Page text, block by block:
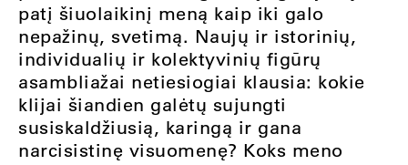
patį šiuolaikinį meną kaip iki galo
nepažinų, svetimą. Naujų ir istorinių,
individualių ir kolektyvinių figūrų
asambliažai netiesiogiai klausia: kokie
klijai šiandien galėtų sujungti
susiskaldžiusią, karingą ir gana
narcisistinę visuomenę? Koks meno